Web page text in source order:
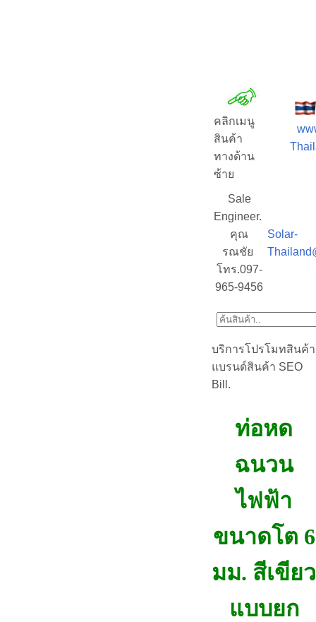
คลิกเมนู
สินค้า
ทางด้าน
ซ้าย
Sale
Engineer.
คุณ
รณชัย
โทร.097-
965-9456
Solar-
บริการโปรโมทสินค้า
แบรนด์สินค้า SEO
Bill.
ท่อหด
ฉนวน
ไฟฟ้า
ขนาดโต 6
มม. สีเขียว
แบบยก